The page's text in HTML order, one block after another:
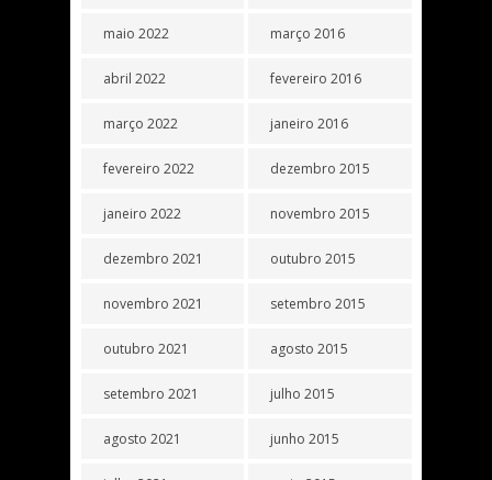
maio 2022
abril 2022
março 2022
fevereiro 2022
janeiro 2022
dezembro 2021
novembro 2021
outubro 2021
setembro 2021
agosto 2021
março 2016
fevereiro 2016
janeiro 2016
dezembro 2015
novembro 2015
outubro 2015
setembro 2015
agosto 2015
julho 2015
junho 2015